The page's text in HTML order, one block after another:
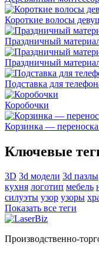
Короткие волосы
Праздничный
Праздничный
Подставка для
Коробочки
Корзинка —
Ключевые
3D 3d модели 3d пазлы
кухня логотип мебель
силуэты узор узоры
Показать все теги
Производственно-